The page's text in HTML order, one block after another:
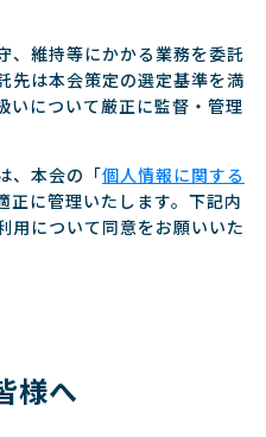
、維持等にかかる業務を委託
先は本会策定の選定基準を満
いについて厳正に監督・管理
、本会の「個人情報に関する
正に管理いたします。下記内
用について同意をお願いいた
様へ